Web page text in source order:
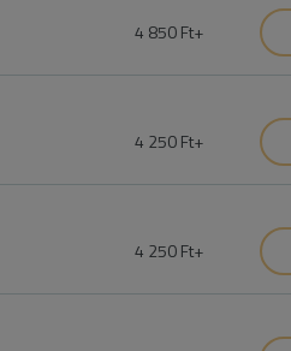
4 850 Ft+
4 250 Ft+
4 250 Ft+